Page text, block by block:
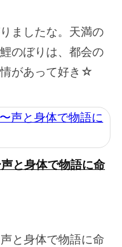
ましたな。天満の
のぼりは、都会の
があって好き☆
と身体で物語に命
と身体で物語に命